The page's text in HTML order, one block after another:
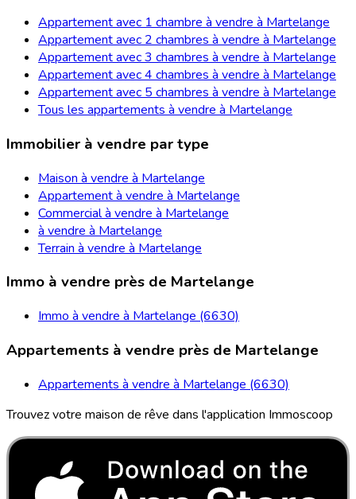
Appartement avec 1 chambre à vendre à Martelange
Appartement avec 2 chambres à vendre à Martelange
Appartement avec 3 chambres à vendre à Martelange
Appartement avec 4 chambres à vendre à Martelange
Appartement avec 5 chambres à vendre à Martelange
Tous les appartements à vendre à Martelange
Immobilier à vendre par type
Maison à vendre à Martelange
Appartement à vendre à Martelange
Commercial à vendre à Martelange
à vendre à Martelange
Terrain à vendre à Martelange
Immo à vendre près de Martelange
Immo à vendre à Martelange (6630)
Appartements à vendre près de Martelange
Appartements à vendre à Martelange (6630)
Trouvez votre maison de rêve dans l'application Immoscoop